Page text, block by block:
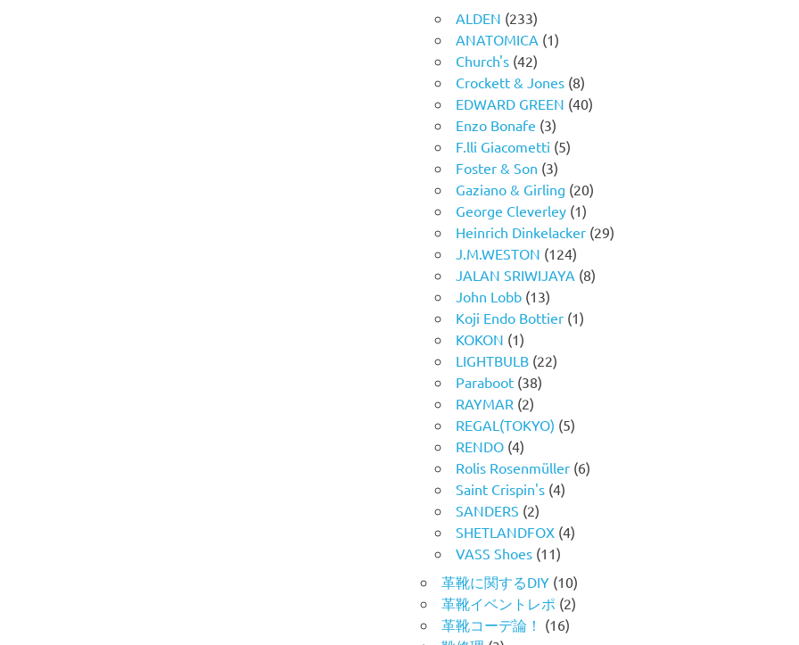
ALDEN (233)
ANATOMICA (1)
Church's (42)
Crockett & Jones (8)
EDWARD GREEN (40)
Enzo Bonafe (3)
F.lli Giacometti (5)
Foster & Son (3)
Gaziano & Girling (20)
George Cleverley (1)
Heinrich Dinkelacker (29)
J.M.WESTON (124)
JALAN SRIWIJAYA (8)
John Lobb (13)
Koji Endo Bottier (1)
KOKON (1)
LIGHTBULB (22)
Paraboot (38)
RAYMAR (2)
REGAL(TOKYO) (5)
RENDO (4)
Rolis Rosenmüller (6)
Saint Crispin's (4)
SANDERS (2)
SHETLANDFOX (4)
VASS Shoes (11)
革靴に関するDIY (10)
革靴イベントレポ (2)
革靴コーデ論！ (16)